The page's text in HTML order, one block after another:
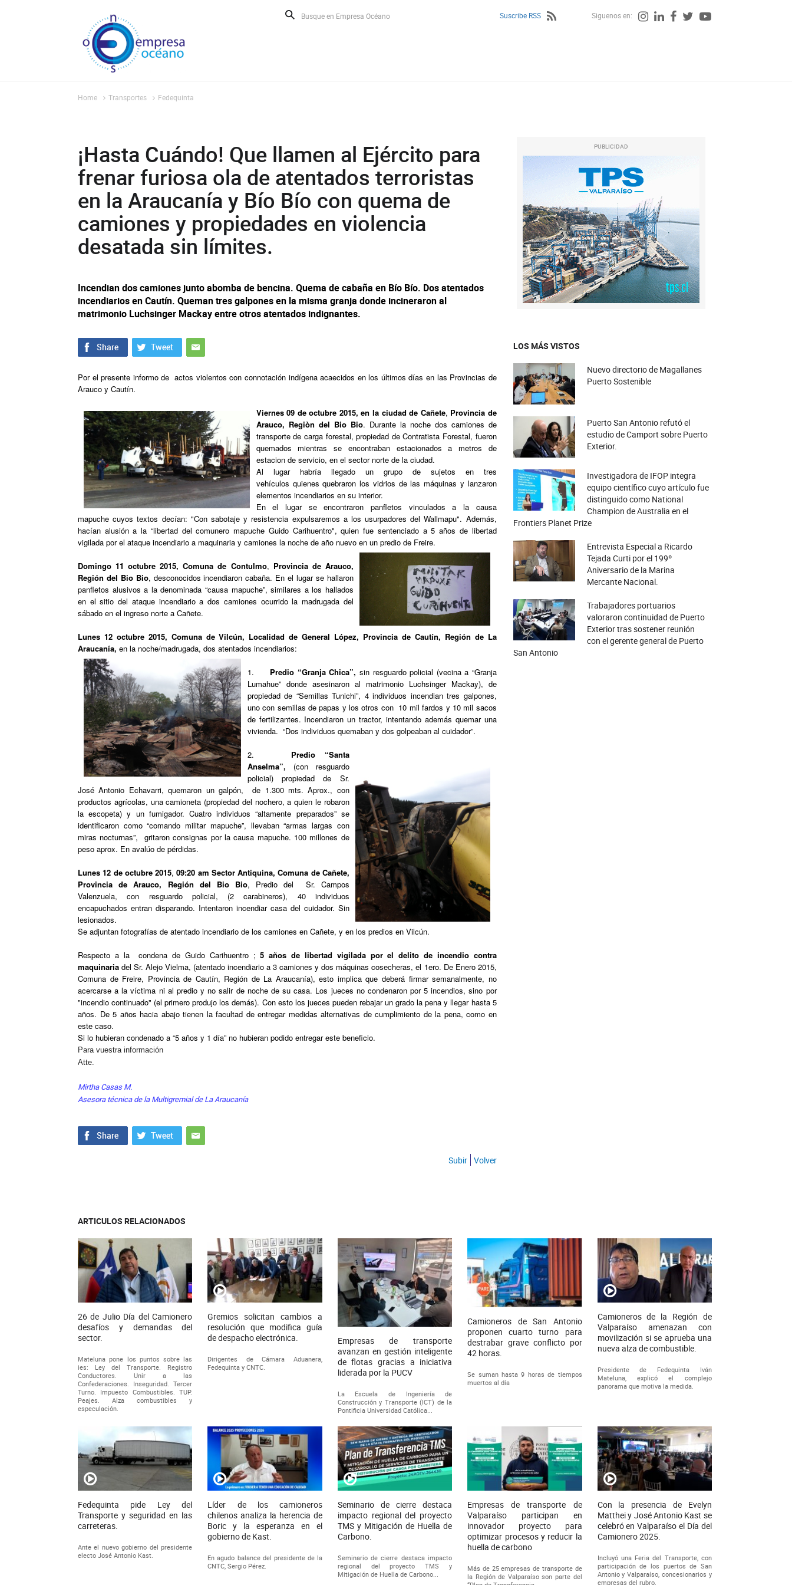
Suscribe RSS Siguenos en:
Home Transportes Fedequinta
¡Hasta Cuándo! Que llamen al Ejército para
frenar furiosa ola de atentados terroristas
en la Araucanía y Bío Bío con quema de
camiones y propiedades en violencia
desatada sin límites.
Incendian dos camiones junto abomba de bencina. Quema de cabaña en Bío Bío. Dos atentados
incendiarios en Cautín. Queman tres galpones en la misma granja donde incineraron al
matrimonio Luchsinger Mackay entre otros atentados indignantes.
Por el presente informo de actos violentos con connotación indígena acaecidos en los últimos días en las Provincias de
Arauco y Cautín.
Viernes09 de octubre 2015, en la ciudad de Cañete, Provincia de
Arauco, Regiòn del Bio Bio. Durante la noche dos camiones de
transporte de carga forestal, propiedad de Contratista Forestal, fueron
quemados mientras se encontraban estacionados a metros de
estacion de servicio, en el sector norte de la ciudad.
Al lugar habría llegado un grupo de sujetos en tres
vehículos quienes quebraron los vidrios de las máquinas y lanzaron
elementos incendiarios en su interior.
En el lugar se encontraron panfletos vinculados a la causa
mapuche cuyos textos decían: "Con sabotaje y resistencia expulsaremos a los usurpadores del Wallmapu". Además,
hacían alusión a la “libertad del comunero mapuche Guido Carihuentro", quien fue sentenciado a 5 años de libertad
vigilada por el ataque incendiario a maquinaria y camiones la noche de año nuevo en un predio de Freire.
Domingo 11 octubre 2015, Comuna de Contulmo, Provincia de Arauco,
Región del Bio Bio, desconocidos incendiaron cabaña. En el lugar se hallaron
panfletos alusivos a la denominada “causa mapuche”, similares a los hallados
en el sitio del ataque incendiario a dos camiones ocurrido la madrugada del
sábado en el ingreso norte a Cañete.
Lunes 12 octubre 2015, Comuna de Vilcún, Localidad de General López, Provincia de Cautín, Región de La
Araucanía, en la noche/madrugada, dos atentados incendiarios:
1. Predio “Granja Chica”, sin resguardo policial (vecina a “Granja
Lumahue” donde asesinaron al matrimonio Luchsinger Mackay), de
propiedad de “Semillas Tunichi”, 4 individuos incendian tres galpones,
uno con semillas de papas y los otros con 10 mil fardos y 10 mil sacos
de fertilizantes. Incendiaron un tractor, intentando además quemar una
vivienda. “Dos individuos quemaban y dos golpeaban al cuidador”.
2. Predio “Santa
Anselma”, (con resguardo
policial) propiedad de Sr.
José Antonio Echavarri, quemaron un galpón, de 1.300 mts. Aprox., con
productos agrícolas, una camioneta (propiedad del nochero, a quien le robaron
la escopeta) y un fumigador. Cuatro individuos “altamente preparados” se
identificaron como “comando militar mapuche”, llevaban “armas largas con
miras nocturnas”, gritaron consignas por la causa mapuche. 100 millones de
peso aprox. En avalúo de pérdidas.
Lunes 12 de octubre 2015,09:20 am Sector Antiquina, Comuna de Cañete,
Provincia de Arauco, Región del Bio Bio, Predio del Sr. Campos
Valenzuela, con resguardo policial, (2 carabineros), 40 individuos
encapuchados entran disparando. Intentaron incendiar casa del cuidador. Sin
lesionados.
Se adjuntan fotografías de atentado incendiario de los camiones en Cañete, y en los predios en Vilcún.
Respecto a la condena de Guido Carihuentro ; 5 años de libertad vigilada por el delito de incendio contra
maquinariadel Sr. Alejo Vielma, (atentado incendiario a 3 camiones y dos máquinas cosecheras, el 1ero. De Enero 2015,
Comuna de Freire, Provincia de Cautín, Región de La Araucanía), esto implica que deberá firmar semanalmente, no
acercarse a la víctima ni al predio y no salir de noche de su casa. Los jueces no condenaron por 5 incendios, sino por
"incendio continuado" (el primero produjo los demás). Con esto los jueces pueden rebajar un grado la pena y llegar hasta 5
años. De 5 años hacia abajo tienen la facultad de entregar medidas alternativas de cumplimiento de la pena, como en
este caso.
Si lo hubieran condenado a “5 años y 1 día” no hubieran podido entregar este beneficio.
Para vuestra información
Atte.
Mirtha Casas M.
Asesora técnica de la Multigremial de La Araucanía
Subir Volver
PUBLICIDAD
LOS MÁS VISTOS
Nuevo directorio de Magallanes
Puerto Sostenible
Puerto San Antonio refutó el
estudio de Camport sobre Puerto
Exterior.
Investigadora de IFOP integra
equipo científico cuyo artículo fue
distinguido como National
Champion de Australia en el
Frontiers Planet Prize
Entrevista Especial a Ricardo
Tejada Curti por el 199º
Aniversario de la Marina
Mercante Nacional.
Trabajadores portuarios
valoraron continuidad de Puerto
Exterior tras sostener reunión
con el gerente general de Puerto
San Antonio
ARTICULOS RELACIONADOS
26 de Julio Día del Camionero
desafíos y demandas del
sector.
Mateluna pone los puntos sobre las
ies: Ley del Transporte. Registro
Conductores. Unir a las
Confederaciones. Inseguridad. Tercer
Turno. Impuesto Combustibles. TUP.
Peajes. Alza combustibles y
especulación.
Gremios solicitan cambios a
resolución que modifica guía
de despacho electrónica.
Dirigentes de Cámara Aduanera,
Fedequinta y CNTC.
Empresas de transporte
avanzan en gestión inteligente
de flotas gracias a iniciativa
liderada por la PUCV
La Escuela de Ingeniería de
Construcción y Transporte (ICT) de la
Pontificia Universidad Católica...
Camioneros de San Antonio
proponen cuarto turno para
destrabar grave conflicto por
42 horas.
Se suman hasta 9 horas de tiempos
muertos al día
Camioneros de la Región de
Valparaíso amenazan con
movilización si se aprueba una
nueva alza de combustible.
Presidente de Fedequinta Iván
Mateluna, explicó el complejo
panorama que motiva la medida.
Fedequinta pide Ley del
Transporte y seguridad en las
carreteras.
Ante el nuevo gobierno del presidente
electo José Antonio Kast.
Líder de los camioneros
chilenos analiza la herencia de
Boric y la esperanza en el
gobierno de Kast.
En agudo balance del presidente de la
CNTC, Sergio Pérez.
Seminario de cierre destaca
impacto regional del proyecto
TMS y Mitigación de Huella de
Carbono.
Seminario de cierre destaca impacto
regional del proyecto TMS y
Mitigación de Huella de Carbono...
Empresas de transporte de
Valparaíso participan en
innovador proyecto para
optimizar procesos y reducir la
huella de carbono
Más de 25 empresas de transporte de
la Región de Valparaíso son parte del
Con la presencia de Evelyn
Matthei y José Antonio Kast se
celebró en Valparaíso el Día del
Camionero 2025.
Incluyó una Feria del Transporte, con
participación de los puertos de San
Antonio y Valparaíso, concesionarios y
empresas del rubro.